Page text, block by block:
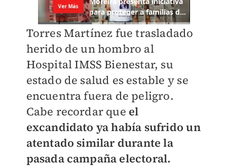
Torres Martínez fue trasladado
herido de un hombro al
Hospital IMSS Bienestar, su
estado de salud es estable y se
encuentra fuera de peligro.
Cabe recordar que el
excandidato ya había sufrido un
atentado similar durante la
pasada campaña electoral.